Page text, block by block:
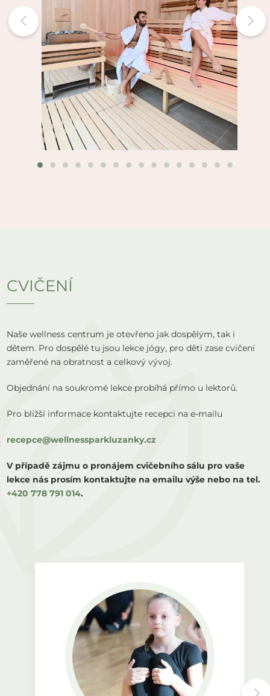
CVIČENÍ
Naše wellness centrum je otevřeno jak dospělým, tak i
dětem. Pro dospělé tu jsou lekce jógy, pro děti zase cvičení
zaměřené na obratnost a celkový vývoj.
Objednání na soukromé lekce probíhá přímo u lektorů.
Pro bližší informace kontaktujte recepci na e-mailu
recepce@wellnessparkluzanky.cz
V případě zájmu o pronájem cvičebního sálu pro vaše
lekce nás prosím kontaktujte na emailu výše nebo na tel.
+420 778 791 014.